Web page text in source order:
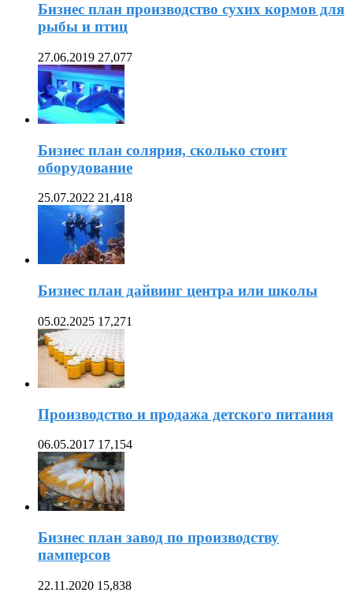
Бизнес план производство сухих кормов для
рыбы и птиц
27.06.2019 27,077
Бизнес план солярия, сколько стоит
оборудование
25.07.2022 21,418
Бизнес план дайвинг центра или школы
05.02.2025 17,271
Производство и продажа детского питания
06.05.2017 17,154
Бизнес план завод по производству
памперсов
22.11.2020 15,838